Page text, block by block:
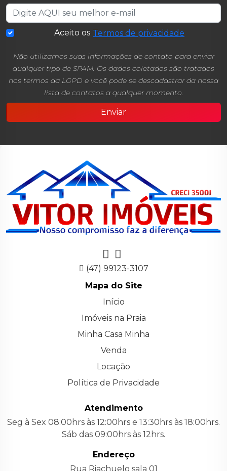
Aceito os Termos de privacidade
Não utilizamos suas informações de contato para enviar
qualquer tipo de SPAM. Os dados coletados são tratados
nos termos da LGPD e você pode se descadastrar da nossa
lista de contatos a qualquer momento.
Enviar
(47) 99123-3107
Mapa do Site
Início
Imóveis na Praia
Minha Casa Minha
Venda
Locação
Política de Privacidade
Atendimento
Seg à Sex 08:00hrs às 12:00hrs e 13:30hrs às 18:00hrs.
Sáb das 09:00hrs às 12hrs.
Endereço
Rua Riachuelo sala 01